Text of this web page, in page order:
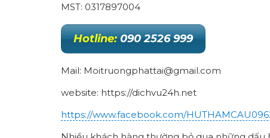
MST: 0317897004
Hotline: 090 2526 999
Mail: Moitruongphattai@gmail.com
website: https://dichvu24h.net
https://www.facebook.com/